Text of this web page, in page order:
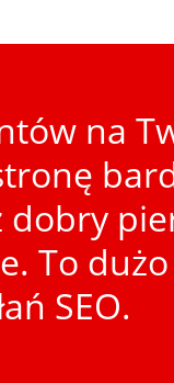
na
dobry
To
SEO.